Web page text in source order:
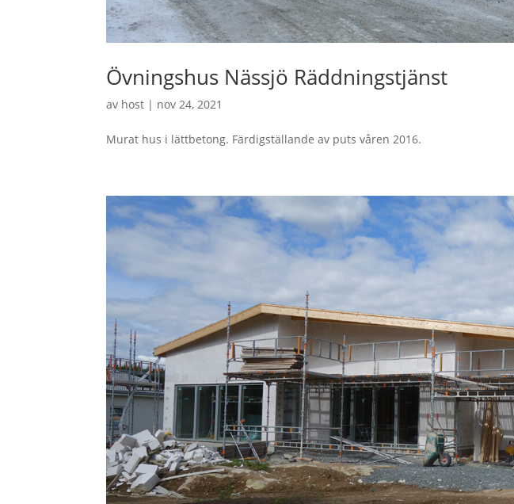
Övningshus Nässjö Räddningstjänst
av host | nov 24, 2021
Murat hus i lättbetong. Färdigställande av puts våren 2016.